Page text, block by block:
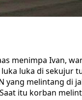
menimpa Ivan,
luka di sekujur
yang melintang di
itu korban